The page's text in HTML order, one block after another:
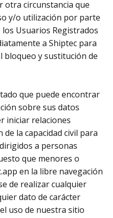
otra circunstancia que
y/o utilización por parte
Usuarios Registrados
a Shiptec para
bloqueo y sustitución de
que puede encontrar
sobre sus datos
iniciar relaciones
la capacidad civil para
a personas
que menores o
en la libre navegación
de realizar cualquier
dato de carácter
uso de nuestra sitio